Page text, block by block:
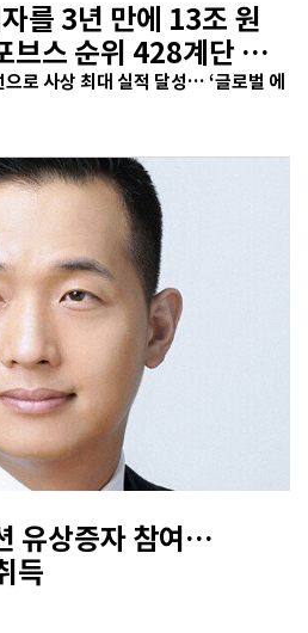
를 3년 만에 13조 원
스 순위 428계단 껑
로 사상 최대 실적 달성… ‘글로벌 에
유상증자 참여…
득